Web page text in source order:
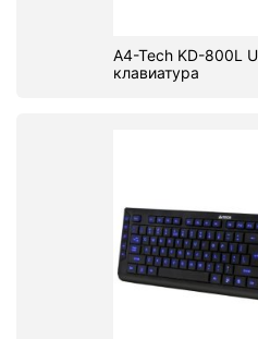
A4-Tech KD-800L
клавиатура